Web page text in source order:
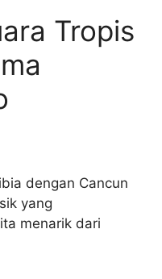
Tropis
dengan Cancun
yang
menarik dari